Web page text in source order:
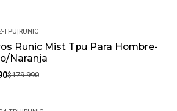
TPU|RUNIC
Runic Mist Tpu Para Hombre-
Naranja
$179.990